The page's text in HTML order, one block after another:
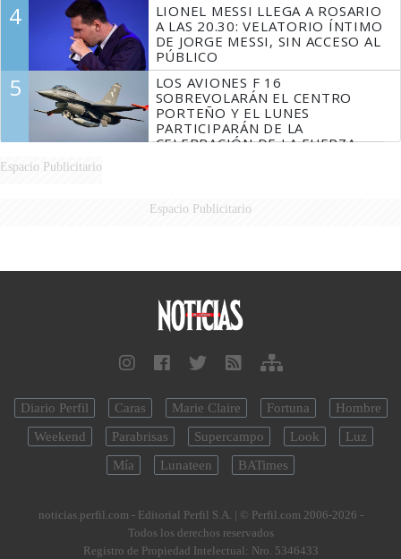
4
LIONEL MESSI LLEGA A ROSARIO
A LAS 20.30: VELATORIO ÍNTIMO
DE JORGE MESSI, SIN ACCESO AL
PÚBLICO
5
LOS AVIONES F 16
SOBREVOLARÁN EL CENTRO
PORTEÑO Y EL LUNES
PARTICIPARÁN DE LA
CELEBRACIÓN DE LA FUERZA
Espacio Publicitario
Espacio Publicitario
Diario Perfil Caras Marie Claire Fortuna
Hombre
Weekend
Parabrisas Supercampo Look
Luz
Mía
Lunateen BATimes
noticias.perfil.com - Editorial Perfil S.A. | © Perfil.com 2006-2026 -
Todos los derechos reservados
Registro de Propiedad Intelectual: Nro. 5346433